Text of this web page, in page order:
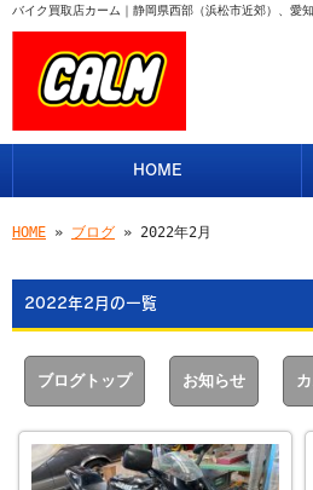
バイク買取店カーム｜静岡県西部（浜松市近郊）、愛
HOME
HOME » ブログ » 2022年2月
2022年2月の一覧
ブログトップ お知らせ